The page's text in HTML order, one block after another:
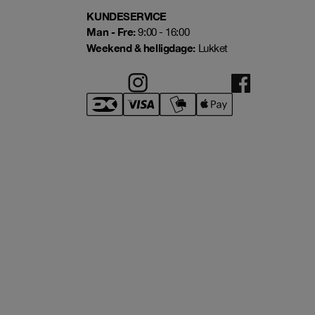
KUNDESERVICE
Man - Fre:9:00 - 16:00
Weekend & helligdage:Lukket